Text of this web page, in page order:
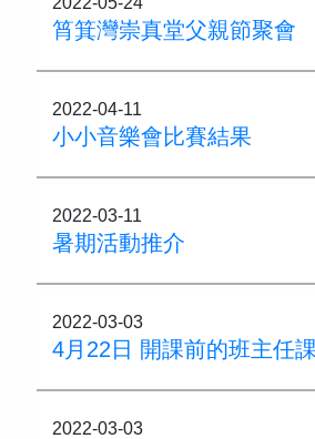
筲箕灣崇真堂父親節聚會
2022-04-11
小小音樂會比賽結果
2022-03-11
暑期活動推介
2022-03-03
2022-03-03